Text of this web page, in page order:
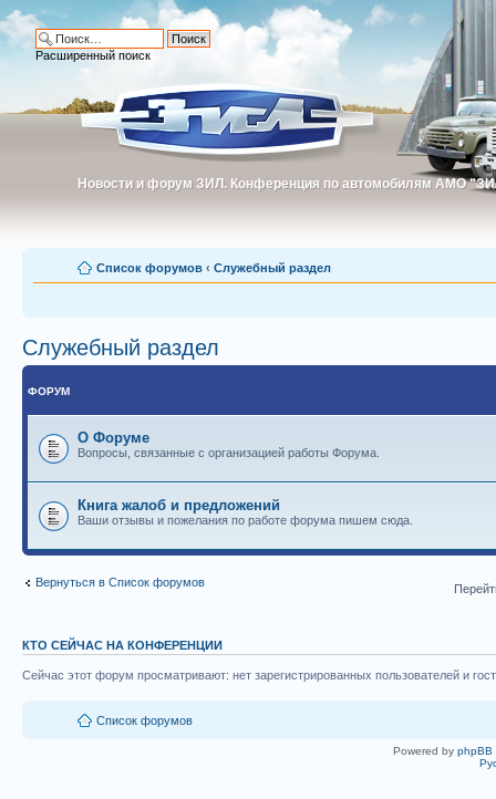
Новости и форум ЗИЛ. Конференция по автомобилям АМО
Новости и форум ЗИЛ. Конференция по автомобилям АМО
Расширенный поиск
Список форумов ‹ Служебный раздел
Служебный раздел
ФОРУМ
О Форуме
Вопросы, связанные с организацией работы Форума.
Книга жалоб и предложений
Ваши отзывы и пожелания по работе форума пишем сюда.
Вернуться в Список форумов
КТО СЕЙЧАС НА КОНФЕРЕНЦИИ
Сейчас этот форум просматривают: нет зарегистрированных пользователей и
Список форумов
Powered by phpBB